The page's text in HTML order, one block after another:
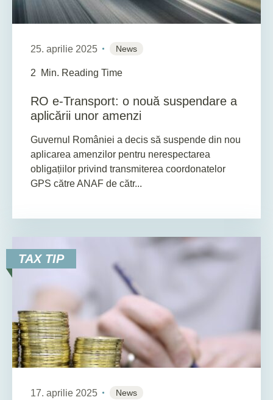
25. aprilie 2025 News
2 Min. Reading Time
RO e-Transport: o nouă suspendare a
aplicării unor amenzi
Guvernul României a decis să suspende din nou
aplicarea amenzilor pentru nerespectarea
obligațiilor privind transmiterea coordonatelor
GPS către ANAF de cătr...
TAX TIP
17. aprilie 2025 News